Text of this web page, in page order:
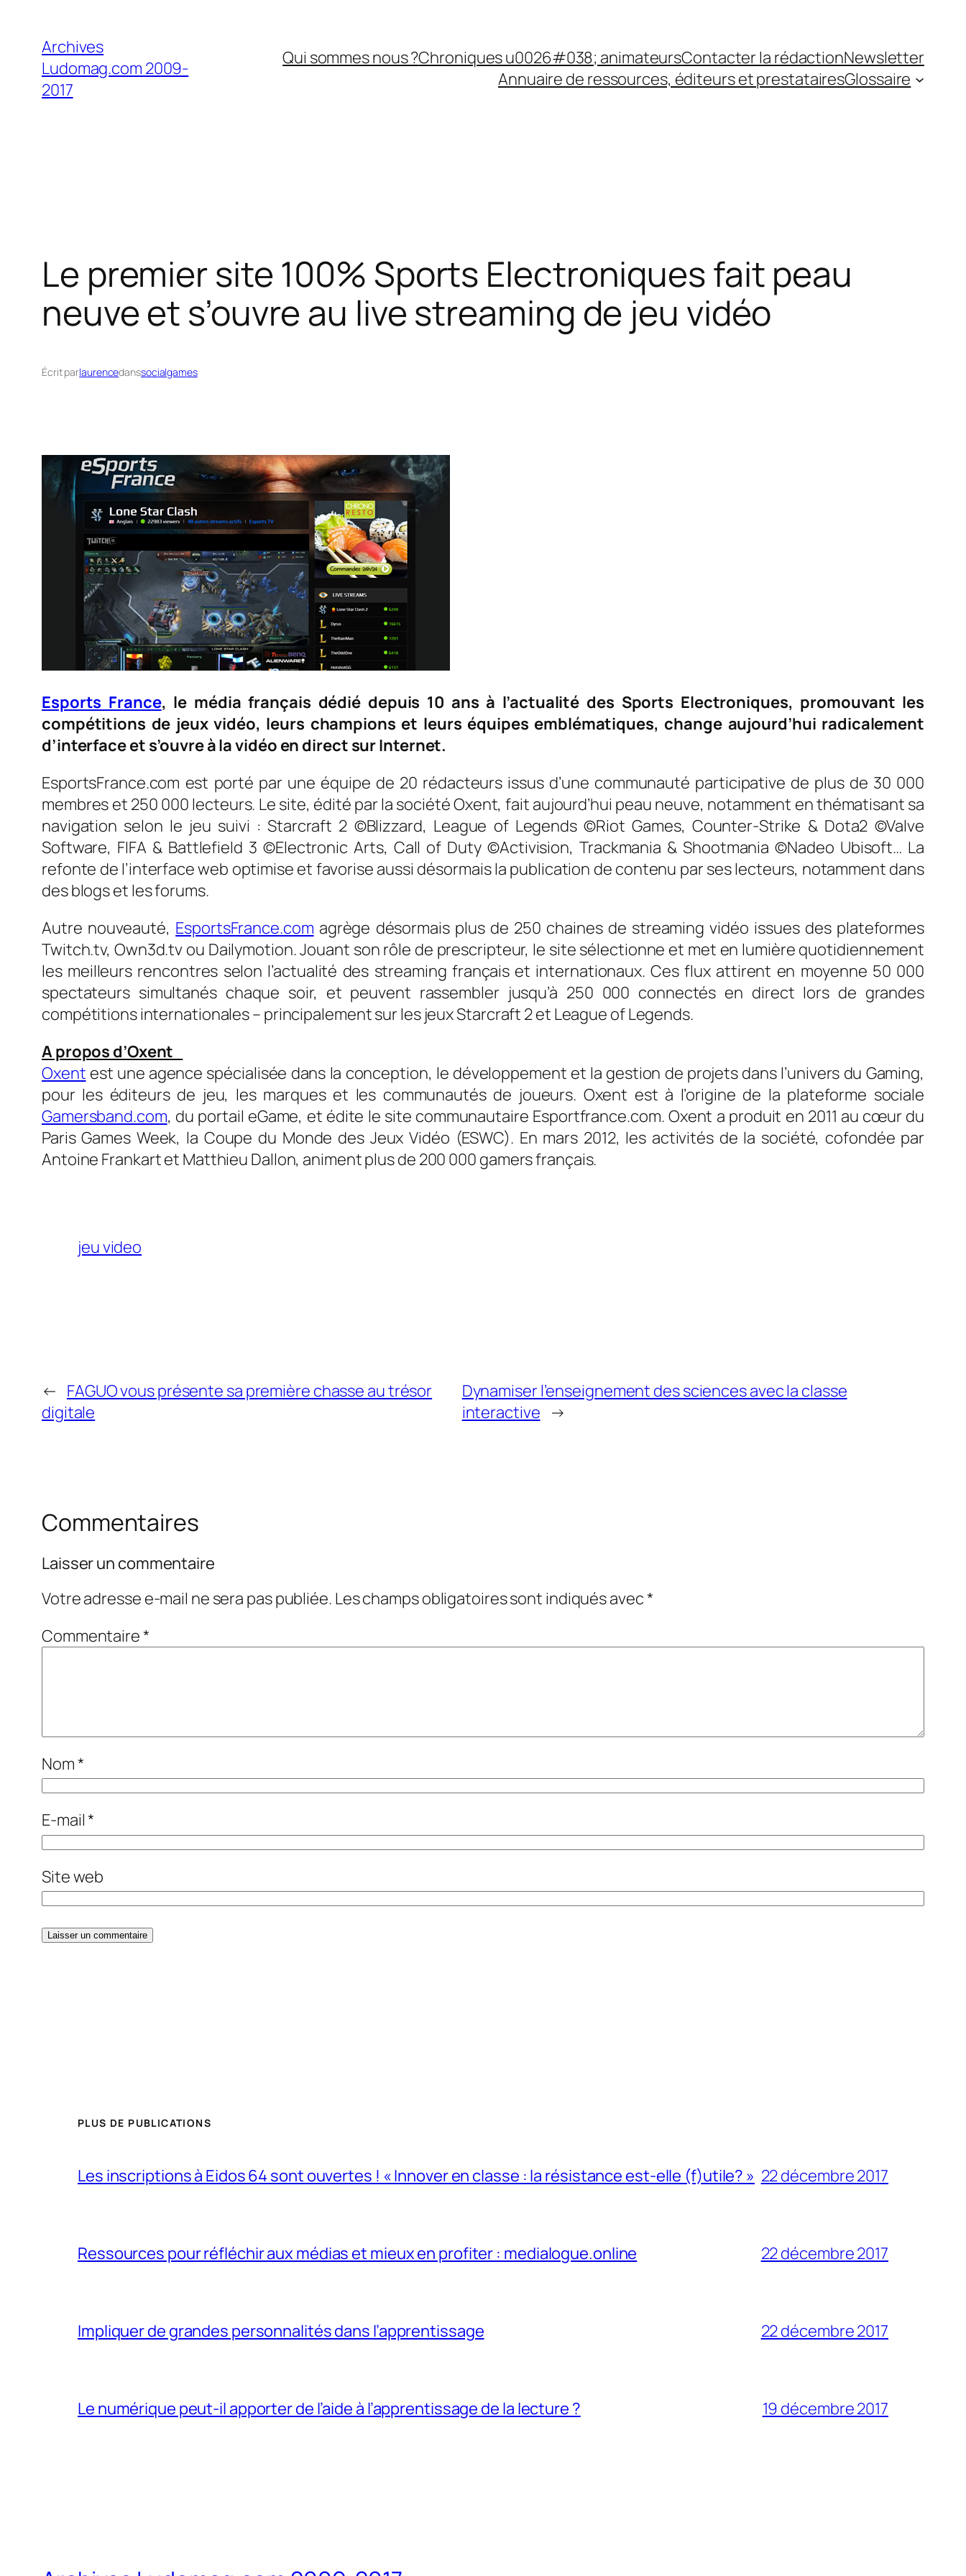
contenu
Archives
Ludomag.com 2009-
2017
Qui sommes nous ?Chroniques u0026#038; animateursContacter la rédactionNewsletter
Annuaire de ressources, éditeurs et prestatairesGlossaire
Le premier site 100% Sports Electroniques fait peau
neuve et s’ouvre au live streaming de jeu vidéo
Écrit parlaurencedanssocialgames
Esports France, le média français dédié depuis 10 ans à l’actualité des Sports Electroniques, promouvant les
compétitions de jeux vidéo, leurs champions et leurs équipes emblématiques, change aujourd’hui radicalement
d’interface et s’ouvre à la vidéo en direct sur Internet.
EsportsFrance.com est porté par une équipe de 20 rédacteurs issus d’une communauté participative de plus de 30 000
membres et 250 000 lecteurs. Le site, édité par la société Oxent, fait aujourd’hui peau neuve, notamment en thématisant sa
navigation selon le jeu suivi : Starcraft 2 ©Blizzard, League of Legends ©Riot Games, Counter-Strike & Dota2 ©Valve
Software, FIFA & Battlefield 3 ©Electronic Arts, Call of Duty ©Activision, Trackmania & Shootmania ©Nadeo Ubisoft… La
refonte de l’interface web optimise et favorise aussi désormais la publication de contenu par ses lecteurs, notamment dans
des blogs et les forums.
Autre nouveauté, EsportsFrance.com agrège désormais plus de 250 chaines de streaming vidéo issues des plateformes
Twitch.tv, Own3d.tv ou Dailymotion. Jouant son rôle de prescripteur, le site sélectionne et met en lumière quotidiennement
les meilleurs rencontres selon l’actualité des streaming français et internationaux. Ces flux attirent en moyenne 50 000
spectateurs simultanés chaque soir, et peuvent rassembler jusqu’à 250 000 connectés en direct lors de grandes
compétitions internationales – principalement sur les jeux Starcraft 2 et League of Legends.
A propos d’Oxent
Oxent est une agence spécialisée dans la conception, le développement et la gestion de projets dans l’univers du Gaming,
pour les éditeurs de jeu, les marques et les communautés de joueurs. Oxent est à l’origine de la plateforme sociale
Gamersband.com, du portail eGame, et édite le site communautaire Esportfrance.com. Oxent a produit en 2011 au cœur du
Paris Games Week, la Coupe du Monde des Jeux Vidéo (ESWC). En mars 2012, les activités de la société, cofondée par
Antoine Frankart et Matthieu Dallon, animent plus de 200 000 gamers français.
jeu video
← FAGUO vous présente sa première chasse au trésor
digitale
Dynamiser l’enseignement des sciences avec la classe
interactive →
Commentaires
Laisser un commentaire
Votre adresse e-mail ne sera pas publiée. Les champs obligatoires sont indiqués avec*
Commentaire*
Nom*
E-mail*
Site web
PLUS DE PUBLICATIONS
Les inscriptions à Eidos 64 sont ouvertes ! « Innover en classe : la résistance est-elle (f)utile? » 22 décembre 2017
Ressources pour réfléchir aux médias et mieux en profiter : medialogue.online 22 décembre 2017
Impliquer de grandes personnalités dans l’apprentissage 22 décembre 2017
Le numérique peut-il apporter de l’aide à l’apprentissage de la lecture ? 19 décembre 2017